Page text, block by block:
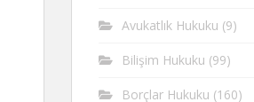
Avukatlık Hukuku (9)
Bilişim Hukuku (99)
Borçlar Hukuku (160)